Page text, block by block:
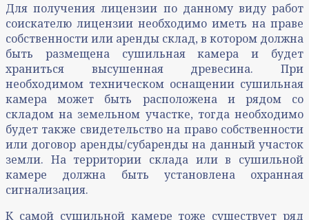
Для получения лицензии по данному виду работ
соискателю лицензии необходимо иметь на праве
собственности или аренды склад, в котором должна
быть размещена сушильная камера и будет
храниться высушенная древесина. При
необходимом техническом оснащении сушильная
камера может быть расположена и рядом со
складом на земельном участке, тогда необходимо
будет также свидетельство на право собственности
или договор аренды/субаренды на данный участок
земли. На территории склада или в сушильной
камере должна быть установлена охранная
сигнализация.
К самой сушильной камере тоже существует ряд